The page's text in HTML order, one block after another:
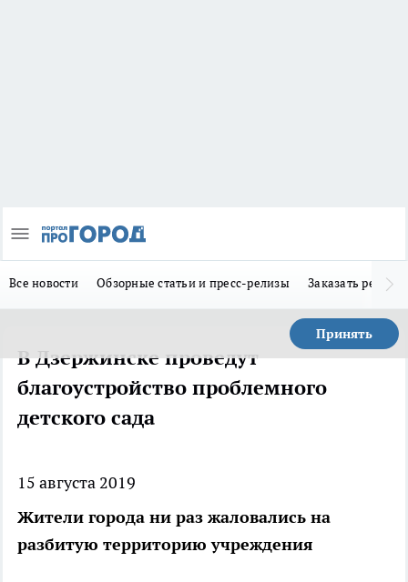
Все новости Обзорные статьи и пресс-релизы Заказать
Принять
В Дзержинске проведут
благоустройство проблемного
детского сада
15 августа 2019
Жители города ни раз жаловались на
разбитую территорию учреждения